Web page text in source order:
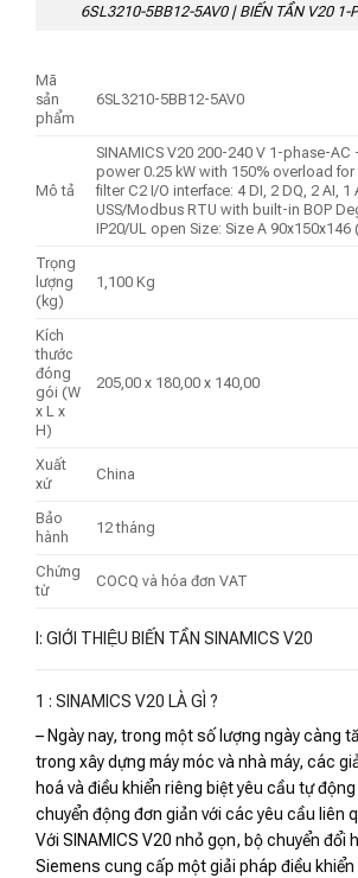
6SL3210-5BB12-5AV0 | BIẾN TẦN V20 1-
Mã
sản
phẩm
6SL3210-5BB12-5AV0
Mô tả
SINAMICS V20 200-240 V 1-phase-AC
power 0.25 kW with 150% overload for
filter C2 I/O interface: 4 DI, 2 DQ, 2 AI, 1
USS/Modbus RTU with built-in BOP
IP20/UL open Size: Size A 90x150x146
Trọng
lượng
(kg)
1,100 Kg
Kích
thước
đóng
gói (W
x L x
H)
205,00 x 180,00 x 140,00
Xuất
xứ
China
Bảo
hành
12 tháng
Chứng
từ
COCQ và hóa đơn VAT
I: GIỚI THIỆU BIẾN TẦN SINAMICS V20
1 : SINAMICS V20 LÀ GÌ ?
– Ngày nay, trong một số lượng ngày càng
trong xây dựng máy móc và nhà máy, các
hoá và điều khiển riêng biệt yêu cầu tự
chuyển động đơn giản với các yêu cầu liên
Với SINAMICS V20 nhỏ gọn, bộ chuyển đổi
Siemens cung cấp một giải pháp điều